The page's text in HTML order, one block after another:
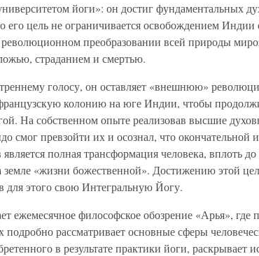
йоги»: он достиг фундаментальных
его цель не ограничивается освобождением Индии
революционном преобразовании всей природы
страданием и смертью.
голосу, он оставляет «внешнюю»
колонию на юге Индии, чтобы
На собственном опыте реализовав высшие
превзойти их и осознал, что окончательной
полная трансформация человека, вплоть
«жизни божественной». Достижению этой
для этого свою Интегральную Йогу.
ежемесячное философское обозрение «Арья», где
подробно рассматривает основные сферы
в результате практики йоги, раскрывает